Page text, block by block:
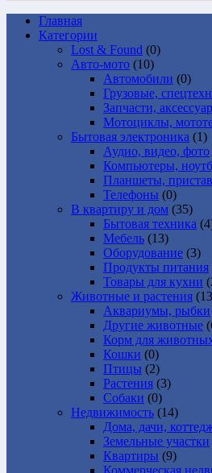
Главная
Категории
Lost & Found (0)
Авто-мото (10)
Автомобили (0)
Грузовые,
Запчасти,
Мотоциклы,
Бытовая электроника (1)
Аудио, видео, фото
Компьютеры,
Планшеты,
Телефоны (0)
В квартиру и дом (35)
Бытовая техника
Мебель (13)
Оборудование (3)
Продукты питания
Товары для кухни
Животные и растения
Аквариумы, рыбки
Другие животные
Корм для
Кошки (0)
Птицы (2)
Растения (3)
Собаки (0)
Недвижимость (14)
Дома, дачи,
Земельные участки
Квартиры (9)
Коммерческая